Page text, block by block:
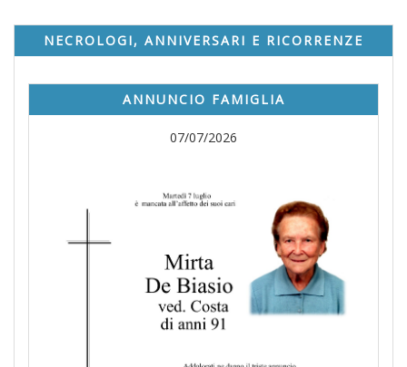
NECROLOGI, ANNIVERSARI E RICORRENZE
ANNUNCIO FAMIGLIA
07/07/2026